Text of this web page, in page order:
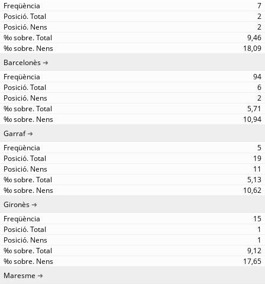
7
2
2
9,46
18,09
Barcelonès
94
6
2
5,71
10,94
Garraf
5
19
11
5,13
10,62
Gironès
15
1
1
9,12
17,65
Maresme